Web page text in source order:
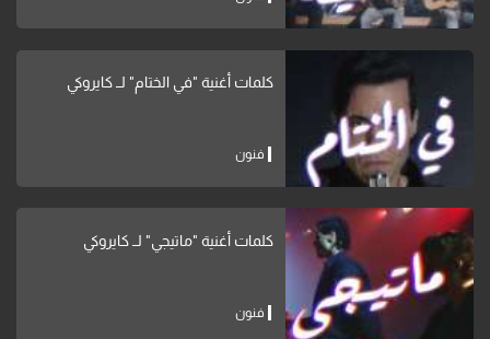
كلمات أغنية "في الختام" لــ كايروكي
فنون
كلمات أغنية "ماتيجي" لــ كايروكي
فنون